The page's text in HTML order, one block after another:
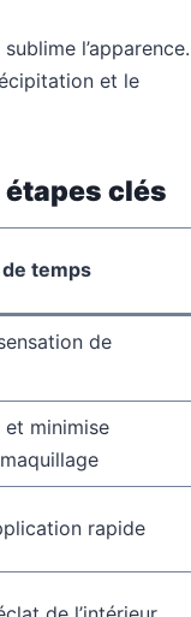
l’apparence.
et le
clés
de temps
de
et minimise
rapide